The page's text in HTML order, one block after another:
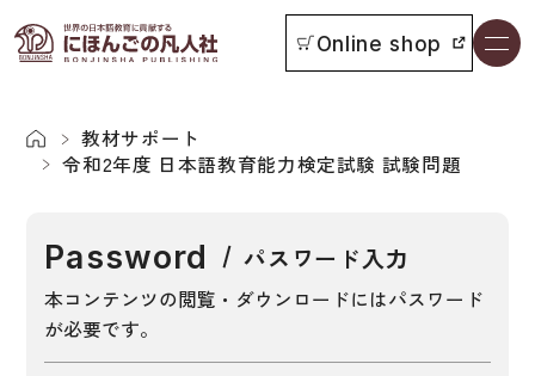
書籍一覧
よくあるご質問
Online shop
本をさがす
日本語学習者用教科書
教材サポート
令和2年度 日本語教育能力検定試験 試験問題
Password パスワード入力
本コンテンツの閲覧・ダウンロードにはパスワード
が必要です。